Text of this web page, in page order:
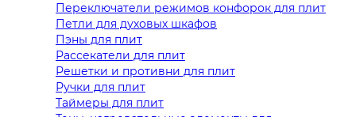
Переключатели режимов конфорок для плит
Петли для духовых шкафов
Пэны для плит
Рассекатели для плит
Решетки и противни для плит
Ручки для плит
Таймеры для плит